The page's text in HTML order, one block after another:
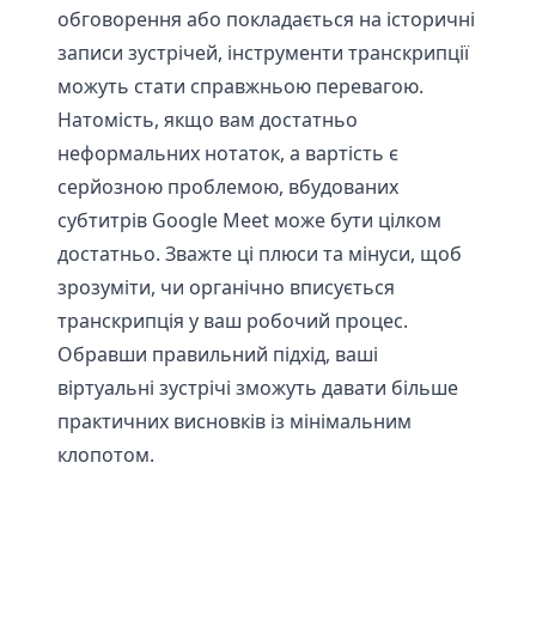
обговорення або покладається на історичні
записи зустрічей, інструменти транскрипції
можуть стати справжньою перевагою.
Натомість, якщо вам достатньо
неформальних нотаток, а вартість є
серйозною проблемою, вбудованих
субтитрів Google Meet може бути цілком
достатньо. Зважте ці плюси та мінуси, щоб
зрозуміти, чи органічно вписується
транскрипція у ваш робочий процес.
Обравши правильний підхід, ваші
віртуальні зустрічі зможуть давати більше
практичних висновків із мінімальним
клопотом.